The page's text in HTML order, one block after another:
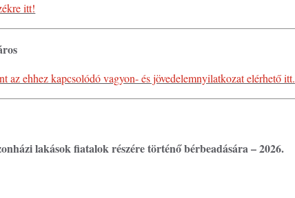
itt!
az ehhez kapcsolódó vagyon- és jövedelemnyilatkozat elérhető itt.
lakások fiatalok részére történő bérbeadására – 2026.